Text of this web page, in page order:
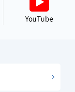
YouTube